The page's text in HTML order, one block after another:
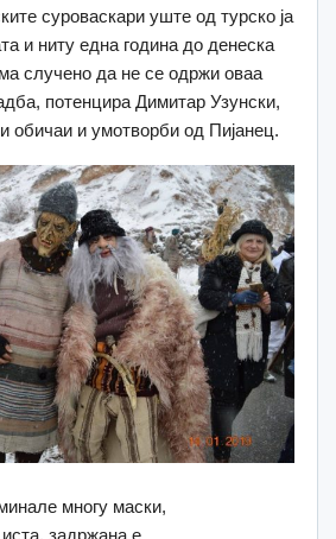
суроваскари уште од турско ја
и ниту една година до денеска
случено да не се одржи оваа
потенцира Димитар Узунски,
обичаи и умотворби од Пијанец.
многу маски,